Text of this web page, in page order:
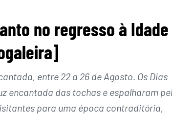
no regresso à Idade
entre 22 a 26 de Agosto. Os Dias
encantada das tochas e espalharam
para uma época contraditória,